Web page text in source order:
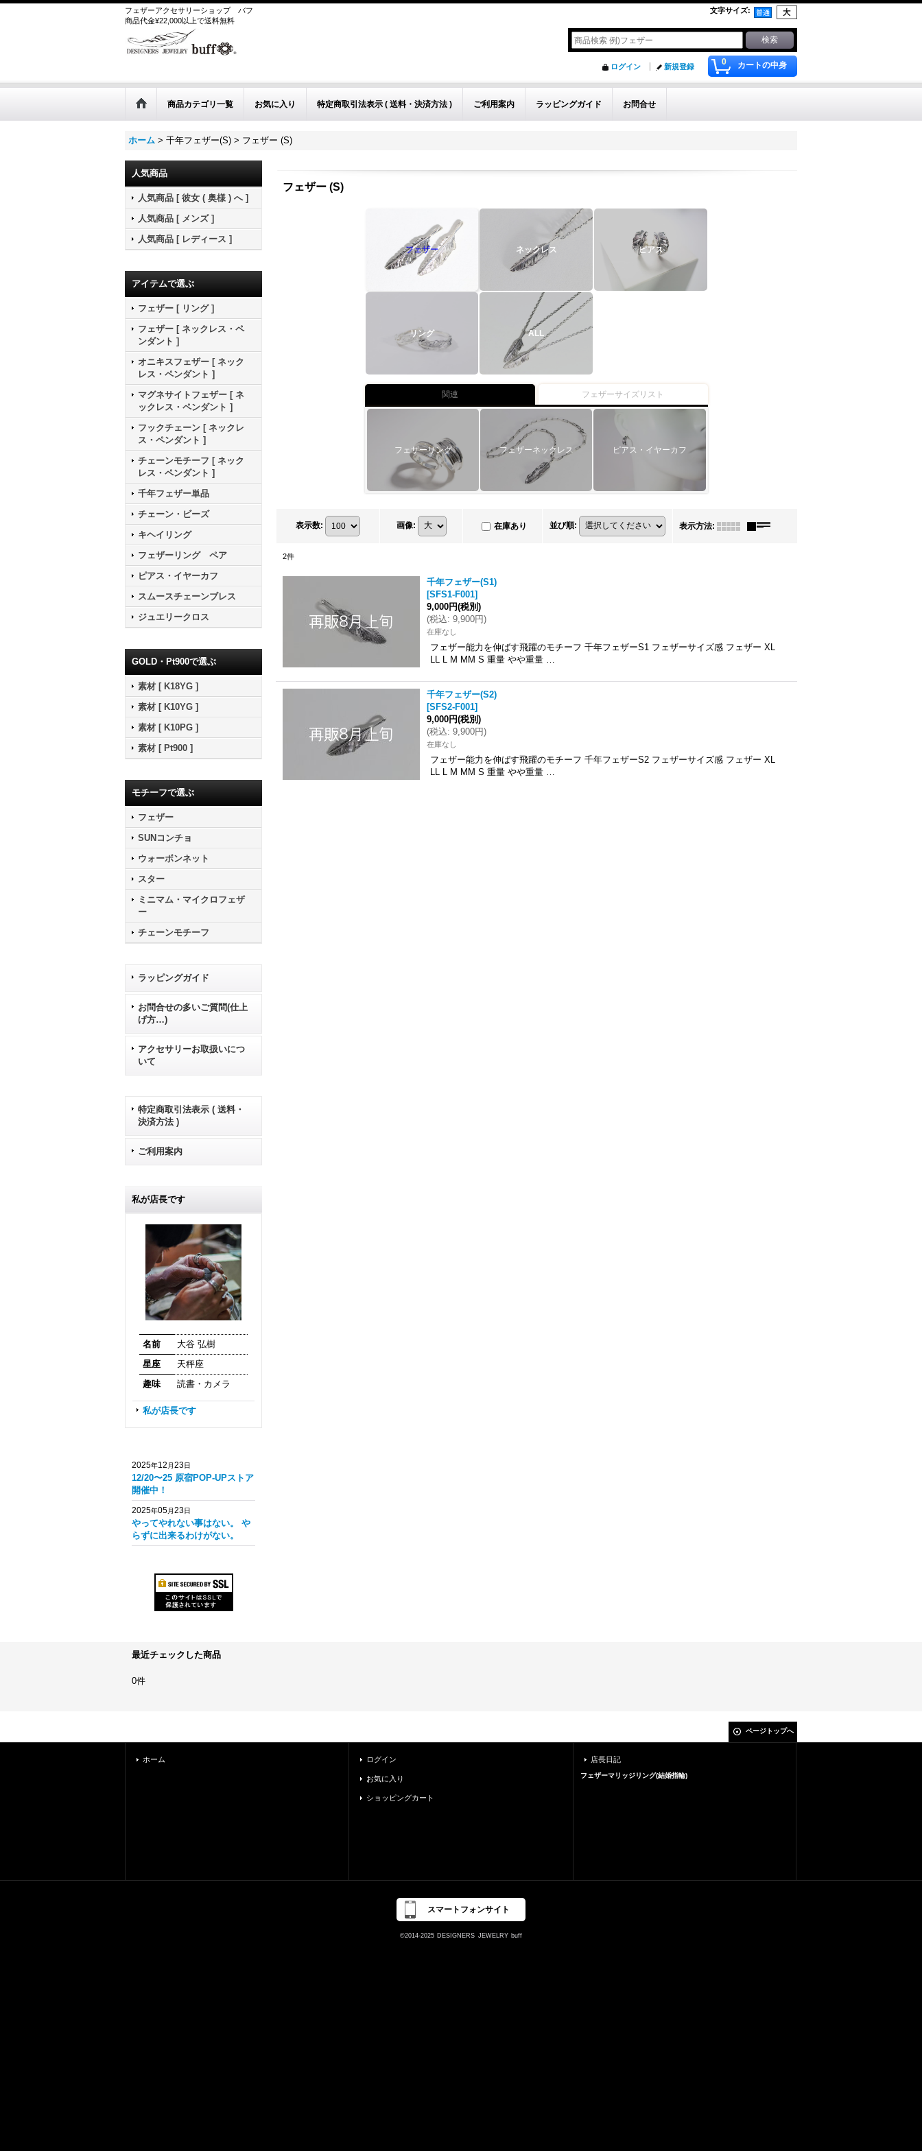
フェザーアクセサリーショップ
バフ
商品代金¥22,000以上で送料無料
文字サイズ:
0 カートの中身
ログイン 新規登録
商品カテゴリ一覧 お気に入り 特定商取引法表示 ( 送料・決済方法 ) ご利用案内 ラッピングガイド お問合せ
ホーム > 千年フェザー(S) > フェザー (S)
人気商品
人気商品 [ 彼女 ( 奥様 ) へ ]
人気商品 [ メンズ ]
人気商品 [ レディース ]
アイテムで選ぶ
フェザー [ リング ]
フェザー [ ネックレス・ペ
ンダント ]
オニキスフェザー [ ネック
レス・ペンダント ]
マグネサイトフェザー [ ネ
ックレス・ペンダント ]
フックチェーン [ ネックレ
ス・ペンダント ]
チェーンモチーフ [ ネック
レス・ペンダント ]
千年フェザー単品
チェーン・ビーズ
キヘイリング
フェザーリング ペア
ピアス・イヤーカフ
スムースチェーンブレス
ジュエリークロス
GOLD・Pt900で選ぶ
素材 [ K18YG ]
素材 [ K10YG ]
素材 [ K10PG ]
素材 [ Pt900 ]
モチーフで選ぶ
フェザー
SUNコンチョ
ウォーボンネット
スター
ミニマム・マイクロフェザ
ー
チェーンモチーフ
ラッピングガイド
お問合せの多いご質問(仕上
げ方…)
アクセサリーお取扱いにつ
いて
特定商取引法表示 ( 送料・
決済方法 )
ご利用案内
私が店長です
名前
大谷 弘樹
星座
天秤座
趣味
読書・カメラ
私が店長です
2025年12 月23日
12/20〜25 原宿POP-UPストア
開催中！
2025年05月23日
やってやれない事はない。 や
らずに出来るわけがない。
フェザー (S)
フェザー ネックレス ピアス
リング ALL
関連 フェザーサイズリスト
フェザーリング フェザーネックレス ピアス・イヤーカフ
表示数: 画像: 在庫あり 並び順: 表示方法:
2件
千年フェザー(S1)
[SFS1-F001]
9,000円(税別)
(税込: 9,900円)
在庫なし
フェザー能力を伸ばす飛躍のモチーフ 千年フェザーS1 フェザーサイズ感 フェザー XL
LL L M MM S 重量 やや重量 …
千年フェザー(S2)
[SFS2-F001]
9,000円(税別)
(税込: 9,900円)
在庫なし
フェザー能力を伸ばす飛躍のモチーフ 千年フェザーS2 フェザーサイズ感 フェザー XL
LL L M MM S 重量 やや重量 …
最近チェックした商品
0件
ページトップへ
ホーム ログイン
お気に入り
ショッピングカート
店長日記
フェザーマリッジリング(結婚指輪)
スマートフォンサイト
©2014-2025 DESIGNERS JEWELRY buff